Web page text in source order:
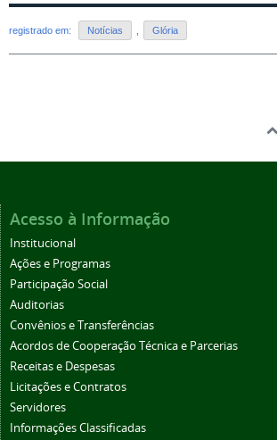
registrado em: Notícias Glória
Acesso à Informação
Institucional
Ações e Programas
Participação Social
Auditorias
Convênios e Transferências
Acordos de Cooperação Técnica e Parcerias
Receitas e Despesas
Licitações e Contratos
Servidores
Informações Classificadas